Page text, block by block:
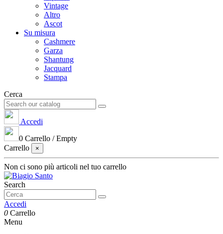
Vintage
Altro
Ascot
Su misura
Cashmere
Garza
Shantung
Jacquard
Stampa
Cerca
Accedi
0 Carrello /Empty
Carrello
×
Non ci sono più articoli nel tuo carrello
Search
Accedi
0 Carrello
Menu